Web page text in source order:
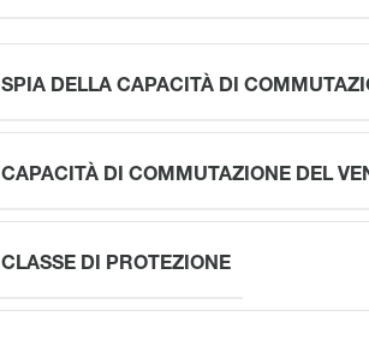
SPIA DELLA CAPACITÀ DI
CAPACITÀ DI COMMUTAZIONE DEL
CLASSE DI PROTEZIONE